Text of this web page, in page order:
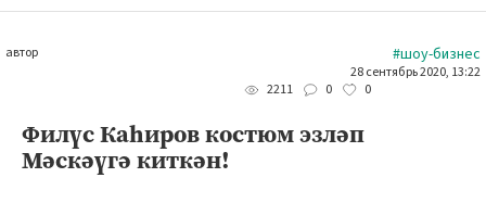
автор #шоу-бизнес
28 сентябрь 2020, 13:22
2211
0 0
Филүс Каһиров костюм эзләп
Мәскәүгә киткән!